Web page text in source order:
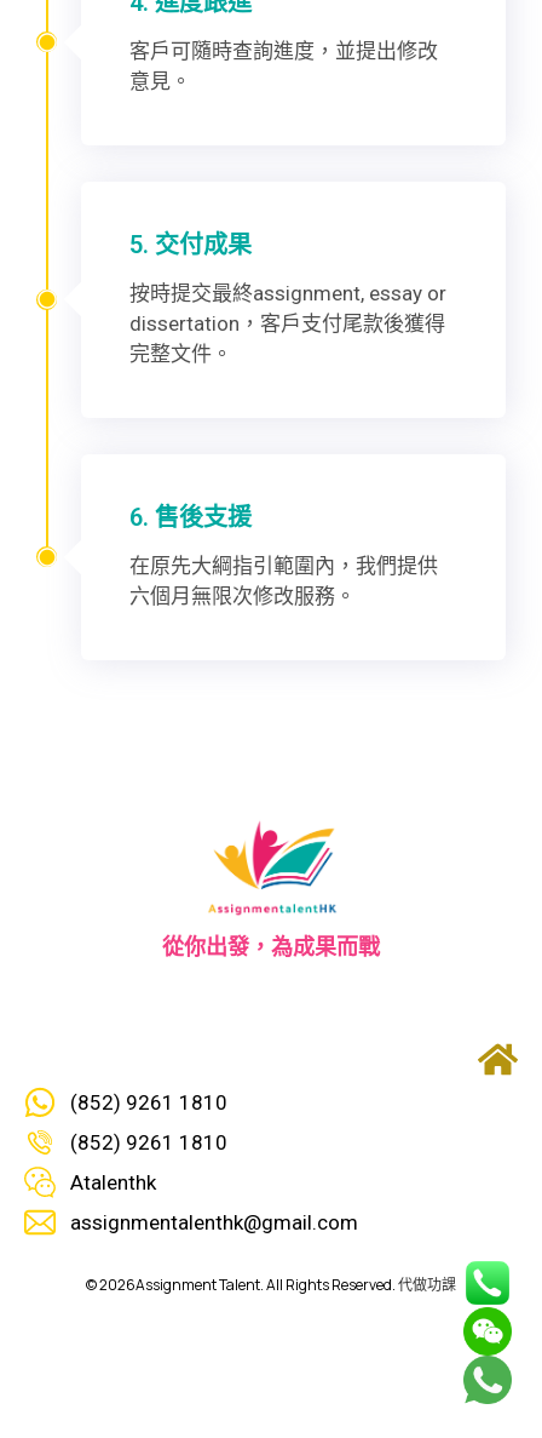
客戶可隨時查詢進度，並提出修改
意見。
5. 交付成果
按時提交最終assignment, essay or
dissertation，客戶支付尾款後獲得
完整文件。
6. 售後支援
在原先大綱指引範圍內，我們提供
六個月無限次修改服務。
從你出發，為成果而戰
(852) 9261 1810
(852) 9261 1810
Atalenthk
assignmentalenthk@gmail.com
©2026Assignment Talent. All Rights Reserved.代做功課